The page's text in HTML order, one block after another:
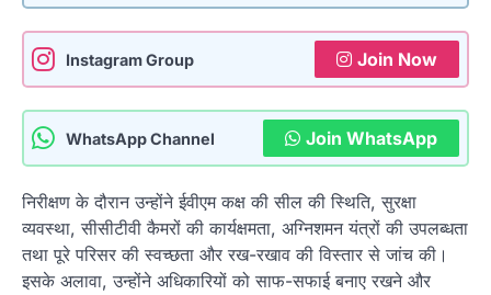
Instagram Group Join Now
WhatsApp Channel Join WhatsApp
निरीक्षण के दौरान उन्होंने ईवीएम कक्ष की सील की स्थिति, सुरक्षा
व्यवस्था, सीसीटीवी कैमरों की कार्यक्षमता, अग्निशमन यंत्रों की उपलब्धता
तथा पूरे परिसर की स्वच्छता और रख-रखाव की विस्तार से जांच की।
इसके अलावा, उन्होंने अधिकारियों को साफ-सफाई बनाए रखने और